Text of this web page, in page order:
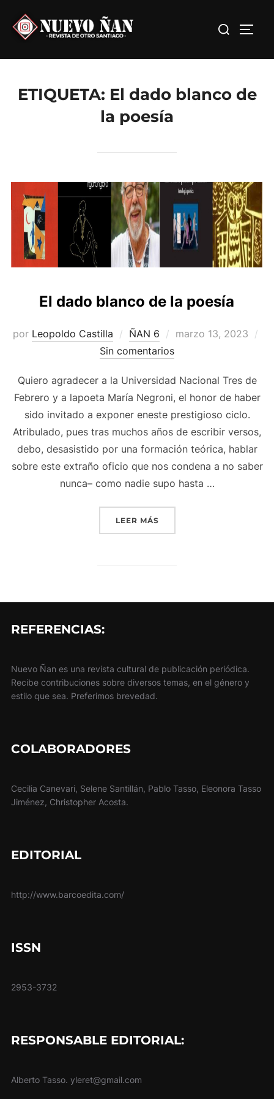
contenido
Buscar:
ETIQUETA: El dado blanco de
la poesía
El dado blanco de la poesía
por Leopoldo Castilla ÑAN 6
Publicado
marzo 13, 2023
Sin comentarios
Quiero agradecer a la Universidad Nacional Tres de
Febrero y a lapoeta María Negroni, el honor de haber
sido invitado a exponer eneste prestigioso ciclo.
Atribulado, pues tras muchos años de escribir versos,
debo, desasistido por una formación teórica, hablar
sobre este extraño oficio que nos condena a no saber
nunca– como nadie supo hasta …
LEER MÁS«EL DADO BLANCO DE LA
REFERENCIAS:
Nuevo Ñan es una revista cultural de publicación periódica.
Recibe contribuciones sobre diversos temas, en el género y
estilo que sea. Preferimos brevedad.
COLABORADORES
Cecilia Canevari, Selene Santillán, Pablo Tasso, Eleonora Tasso
Jiménez, Christopher Acosta.
EDITORIAL
http://www.barcoedita.com/
ISSN
2953-3732
RESPONSABLE EDITORIAL:
Alberto Tasso. yleret@gmail.com